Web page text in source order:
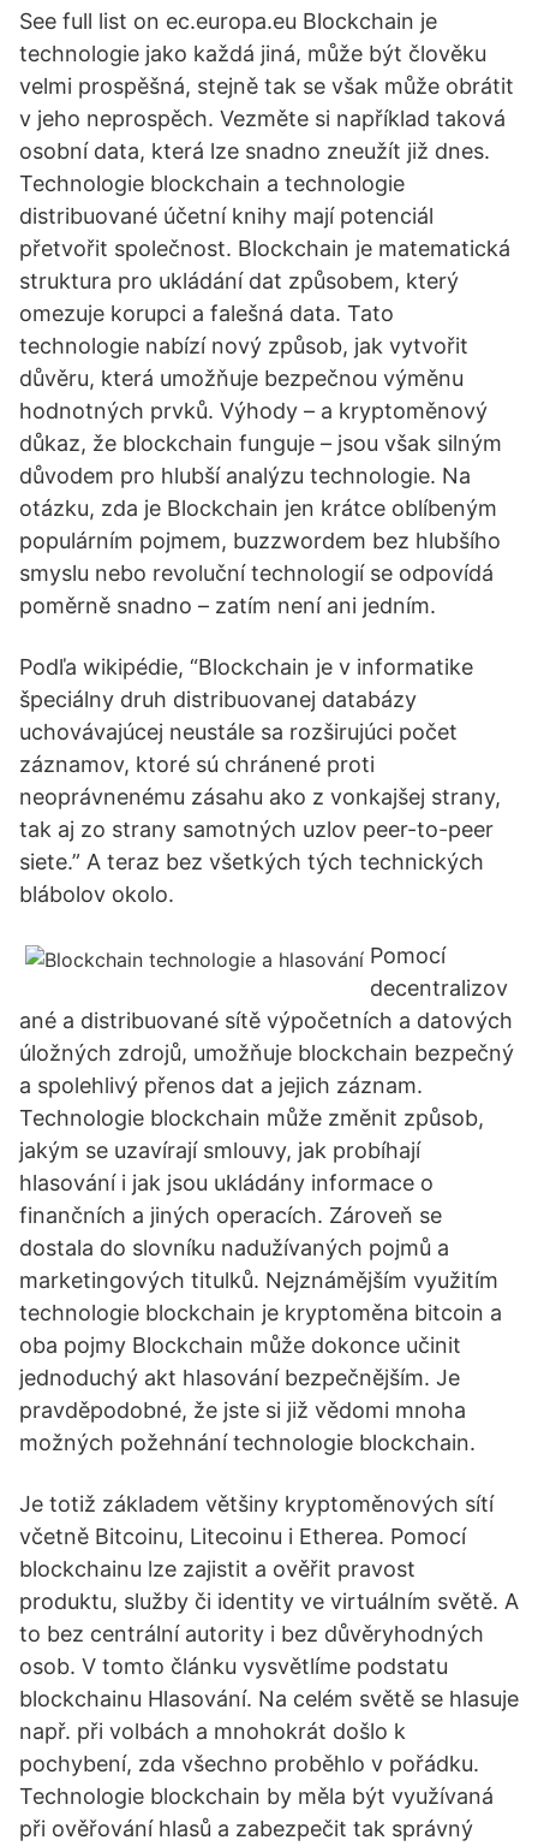
See full list on ec.europa.eu Blockchain je
technologie jako každá jiná, může být člověku
velmi prospěšná, stejně tak se však může obrátit
v jeho neprospěch. Vezměte si například taková
osobní data, která lze snadno zneužít již dnes.
Technologie blockchain a technologie
distribuované účetní knihy mají potenciál
přetvořit společnost. Blockchain je matematická
struktura pro ukládání dat způsobem, který
omezuje korupci a falešná data. Tato
technologie nabízí nový způsob, jak vytvořit
důvěru, která umožňuje bezpečnou výměnu
hodnotných prvků. Výhody – a kryptoměnový
důkaz, že blockchain funguje – jsou však silným
důvodem pro hlubší analýzu technologie. Na
otázku, zda je Blockchain jen krátce oblíbeným
populárním pojmem, buzzwordem bez hlubšího
smyslu nebo revoluční technologií se odpovídá
poměrně snadno – zatím není ani jedním.
Podľa wikipédie, “Blockchain je v informatike
špeciálny druh distribuovanej databázy
uchovávajúcej neustále sa rozširujúci počet
záznamov, ktoré sú chránené proti
neoprávnenému zásahu ako z vonkajšej strany,
tak aj zo strany samotných uzlov peer-to-peer
siete.” A teraz bez všetkých tých technických
blábolov okolo.
Pomocí
decentralizov
ané a distribuované sítě výpočetních a datových
úložných zdrojů, umožňuje blockchain bezpečný
a spolehlivý přenos dat a jejich záznam.
Technologie blockchain může změnit způsob,
jakým se uzavírají smlouvy, jak probíhají
hlasování i jak jsou ukládány informace o
finančních a jiných operacích. Zároveň se
dostala do slovníku nadužívaných pojmů a
marketingových titulků. Nejznámějším využitím
technologie blockchain je kryptoměna bitcoin a
oba pojmy Blockchain může dokonce učinit
jednoduchý akt hlasování bezpečnějším. Je
pravděpodobné, že jste si již vědomi mnoha
možných požehnání technologie blockchain.
Je totiž základem většiny kryptoměnových sítí
včetně Bitcoinu, Litecoinu i Etherea. Pomocí
blockchainu lze zajistit a ověřit pravost
produktu, služby či identity ve virtuálním světě. A
to bez centrální autority i bez důvěryhodných
osob. V tomto článku vysvětlíme podstatu
blockchainu Hlasování. Na celém světě se hlasuje
např. při volbách a mnohokrát došlo k
pochybení, zda všechno proběhlo v pořádku.
Technologie blockchain by měla být využívaná
při ověřování hlasů a zabezpečit tak správný